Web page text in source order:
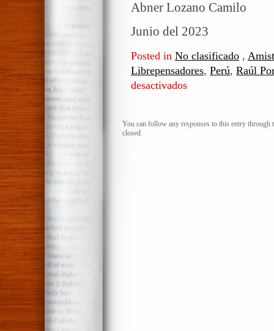
Abner Lozano Camilo
Junio del 2023
Posted in No clasificado ,
Librepensadores, Perú, Raúl
desactivados
maestro
You can follow any responses to this entry through
closed.